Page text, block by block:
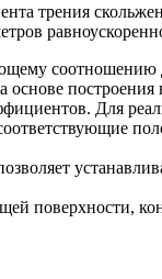
трения
соотношению
основе
Для
поверхности,